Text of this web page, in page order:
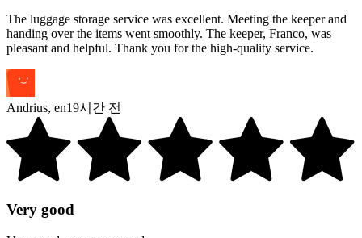
The luggage storage service was excellent. Meeting the keeper and
handing over the items went smoothly. The keeper, Franco, was
pleasant and helpful. Thank you for the high-quality service.
Andrius, en19시간 전
Very good